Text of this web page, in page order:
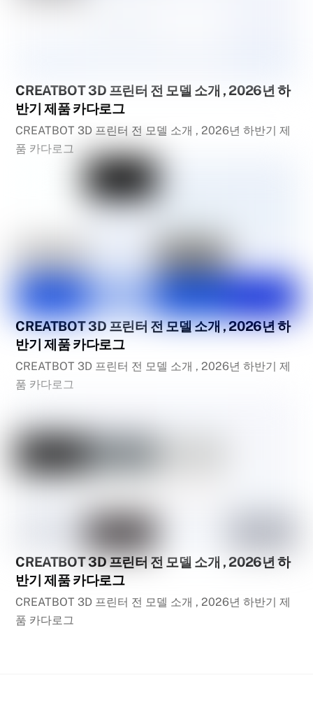
CREATBOT 3D 프린터 전 모델 소개 , 2026년 하
반기 제품 카다로그
CREATBOT 3D 프린터 전 모델 소개 , 2026년 하반기 제
품 카다로그
CREATBOT 3D 프린터 전 모델 소개 , 2026년 하
반기 제품 카다로그
CREATBOT 3D 프린터 전 모델 소개 , 2026년 하반기 제
품 카다로그
CREATBOT 3D 프린터 전 모델 소개 , 2026년 하
반기 제품 카다로그
CREATBOT 3D 프린터 전 모델 소개 , 2026년 하반기 제
품 카다로그